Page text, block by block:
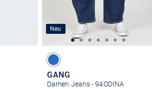
Neu
GANG
Damen Jeans - 94ODINA